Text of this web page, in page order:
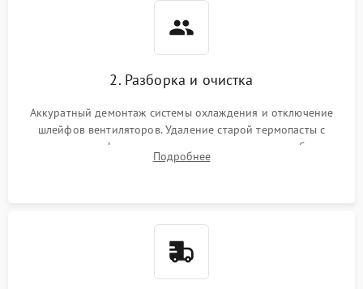
2. Разборка и очистка
Аккуратный демонтаж системы охлаждения и отключение
шлейфов вентиляторов. Удаление старой термопасты с
кристалла графического чипа и термопрокладок с банок
памяти и зоны VRM. Очистка платы от пыли и окислов.
Подробнее